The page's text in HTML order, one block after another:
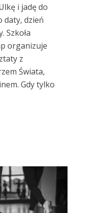
i jadę do
daty, dzień
Szkoła
organizuje
z
Świata,
Gdy tylko